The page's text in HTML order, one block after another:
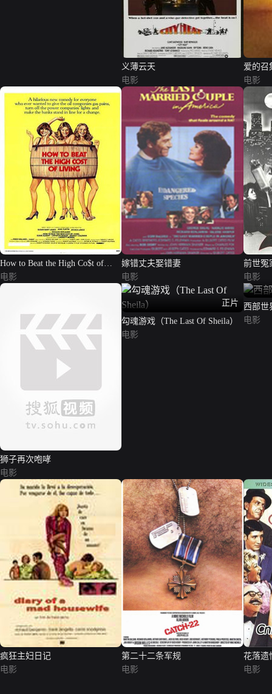
义薄云天
电影
爱的召
电影
How to Beat the High Co$t of
Living
电影
嫁错丈夫娶错妻
电影
前世冤
电影
狮子再次咆哮
电影
正片
勾魂游戏（The Last Of Sheila）
电影
西部世
电影
疯狂主妇日记
电影
第二十二条军规
电影
花落遗
电影